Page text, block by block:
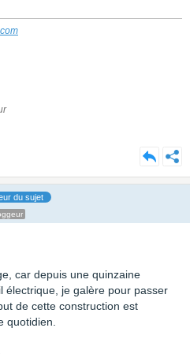
du sujet
car depuis une quinzaine
électrique, je galère pour passer
de cette construction est
quotidien.